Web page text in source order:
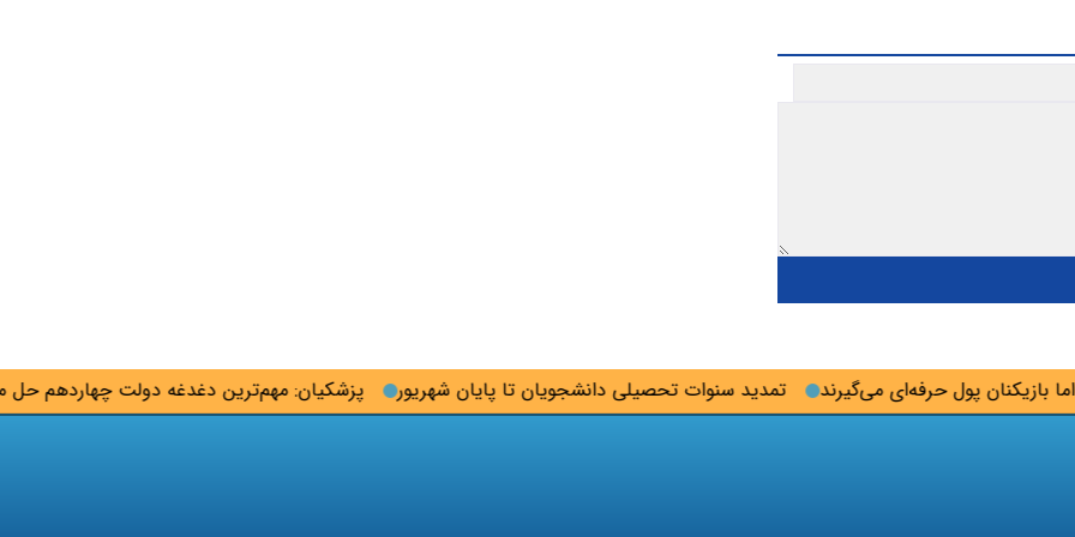
پزشکیان: مهم‌ترین دغدغه دولت چهاردهم حل تمدید سنوات تحصیلی دانشجویان تا پایان شهریور پول حرفه‌ای می‌گیرند